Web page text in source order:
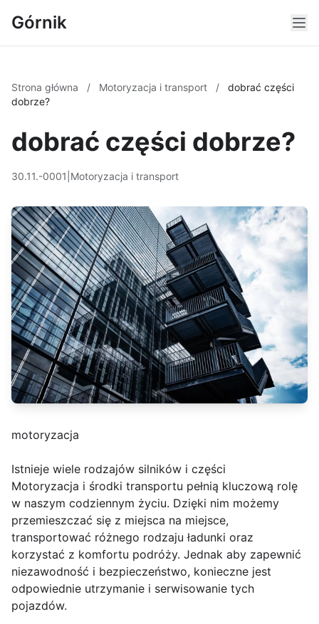
Górnik
Strona główna / Motoryzacja i transport /
dobrać części
dobrze?
dobrać części dobrze?
30.11.-0001 Motoryzacja i transport
motoryzacja
Istnieje wiele rodzajów silników i części
Motoryzacja i środki transportu pełnią kluczową rolę
w naszym codziennym życiu. Dzięki nim możemy
przemieszczać się z miejsca na miejsce,
transportować różnego rodzaju ładunki oraz
korzystać z komfortu podróży. Jednak aby zapewnić
niezawodność i bezpieczeństwo, konieczne jest
odpowiednie utrzymanie i serwisowanie tych
pojazdów.